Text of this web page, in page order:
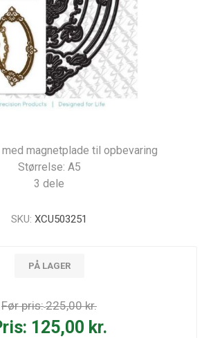
magnetplade til opbevaring
Størrelse: A5
3 dele
SKU: XCU503251
PÅ LAGER
Før pris:225,00 kr.
125,00 kr.